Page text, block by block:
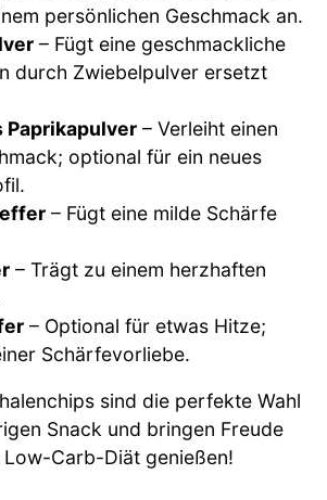
persönlichen Geschmack an.
– Fügt eine geschmackliche
durch Zwiebelpulver ersetzt
Paprikapulver – Verleiht einen
optional für ein neues
– Fügt eine milde Schärfe
– Trägt zu einem herzhaften
– Optional für etwas Hitze;
Schärfevorliebe.
sind die perfekte Wahl
Snack und bringen Freude
Carb-Diät genießen!